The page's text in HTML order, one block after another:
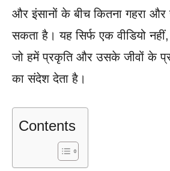
और इंसानों के बीच कितना गहरा और
सकता है। यह सिर्फ एक वीडियो
जो हमें प्रकृति और उसके जीवों के
का संदेश देता है।
Contents